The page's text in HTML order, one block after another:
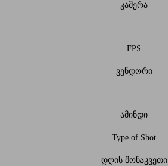
კამერა
FPS
ვენდორი
ამინდი
Type of Shot
დღის მონაკვეთი